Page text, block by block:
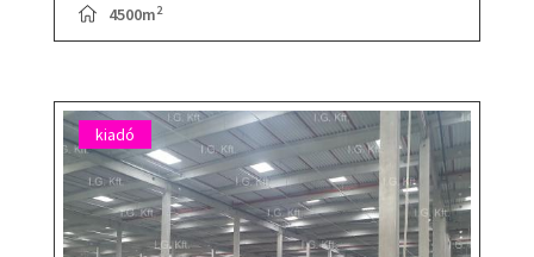
4500m2
kiadó